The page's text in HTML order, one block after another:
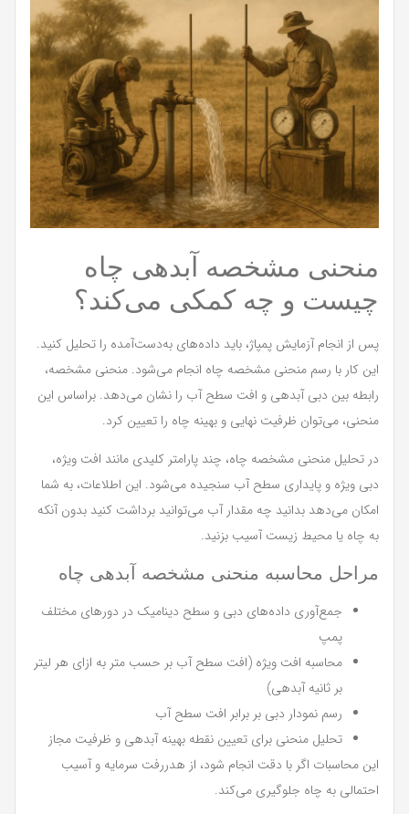
منحنی مشخصه آبدهی چاه
چیست و چه کمکی می‌کند؟
پس از انجام آزمایش پمپاژ، باید داده‌های به‌دست‌آمده را تحلیل کنید.
این کار با رسم منحنی مشخصه چاه انجام می‌شود. منحنی مشخصه،
رابطه بین دبی آبدهی و افت سطح آب را نشان می‌دهد. براساس این
منحنی، می‌توان ظرفیت نهایی و بهینه چاه را تعیین کرد.
در تحلیل منحنی مشخصه چاه، چند پارامتر کلیدی مانند افت ویژه،
دبی ویژه و پایداری سطح آب سنجیده می‌شود. این اطلاعات، به شما
امکان می‌دهد بدانید چه مقدار آب می‌توانید برداشت کنید بدون آنکه
به چاه یا محیط زیست آسیب بزنید.
مراحل محاسبه منحنی مشخصه آبدهی چاه
جمع‌آوری داده‌های دبی و سطح دینامیک در دورهای مختلف
پمپ
محاسبه افت ویژه (افت سطح آب بر حسب متر به ازای هر لیتر
بر ثانیه آبدهی)
رسم نمودار دبی بر برابر افت سطح آب
تحلیل منحنی برای تعیین نقطه بهینه آبدهی و ظرفیت مجاز
این محاسبات اگر با دقت انجام شود، از هدررفت سرمایه و آسیب
احتمالی به چاه جلوگیری می‌کند.